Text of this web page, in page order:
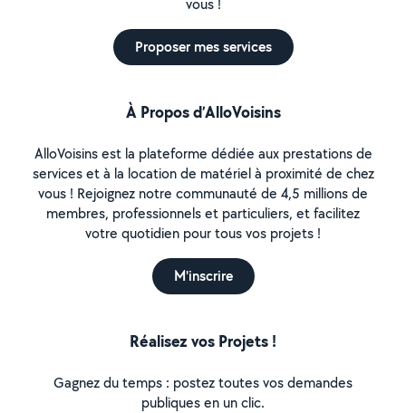
vous !
Proposer mes services
À Propos d’AlloVoisins
AlloVoisins est la plateforme dédiée aux prestations de
services et à la location de matériel à proximité de chez
vous ! Rejoignez notre communauté de 4,5 millions de
membres, professionnels et particuliers, et facilitez
votre quotidien pour tous vos projets !
M'inscrire
Réalisez vos Projets !
Gagnez du temps : postez toutes vos demandes
publiques en un clic.